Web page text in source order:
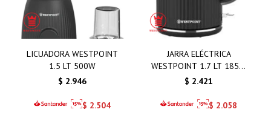
LICUADORA WESTPOINT
1.5 LT 500W
$ 2.946
$ 2.504
JARRA ELÉCTRICA
WESTPOINT 1.7 LT 1850-
2200W
$ 2.421
$ 2.058